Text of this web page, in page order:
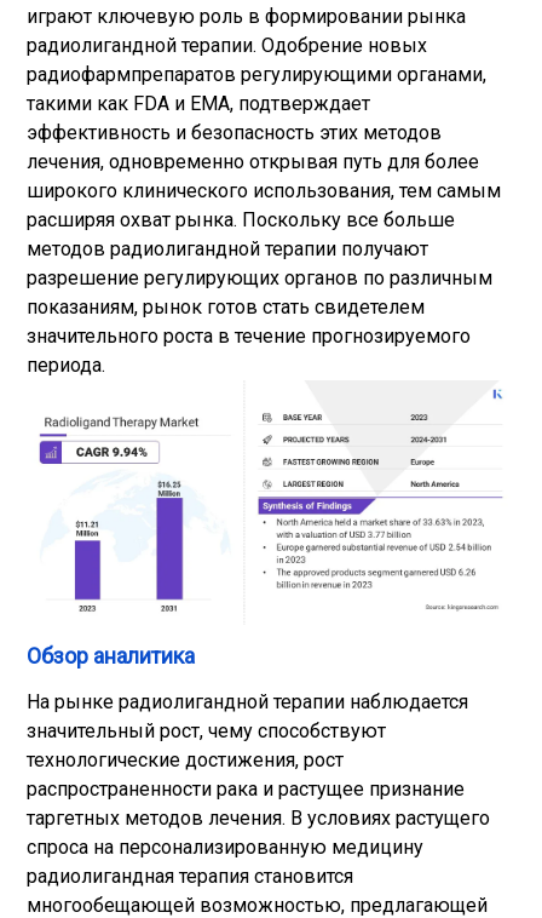
играют ключевую роль в формировании рынка
радиолигандной терапии. Одобрение новых
радиофармпрепаратов регулирующими органами,
такими как FDA и EMA, подтверждает
эффективность и безопасность этих методов
лечения, одновременно открывая путь для более
широкого клинического использования, тем самым
расширяя охват рынка. Поскольку все больше
методов радиолигандной терапии получают
разрешение регулирующих органов по различным
показаниям, рынок готов стать свидетелем
значительного роста в течение прогнозируемого
периода.
Обзор аналитика
На рынке радиолигандной терапии наблюдается
значительный рост, чему способствуют
технологические достижения, рост
распространенности рака и растущее признание
таргетных методов лечения. В условиях растущего
спроса на персонализированную медицину
радиолигандная терапия становится
многообещающей возможностью, предлагающей